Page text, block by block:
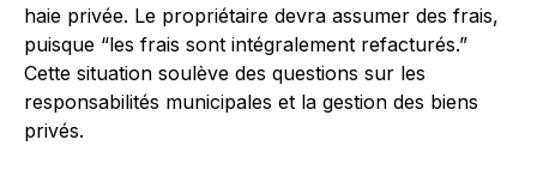
haie privée. Le propriétaire devra assumer des frais,
puisque “les frais sont intégralement refacturés.”
Cette situation soulève des questions sur les
responsabilités municipales et la gestion des biens
privés.